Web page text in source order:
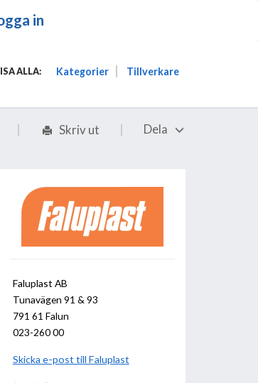
in
ALLA: Kategorier Tillverkare
Skriv ut Dela
Faluplast AB
Tunavägen 91 & 93
791 61 Falun
023-260 00
Skicka e-post till Faluplast